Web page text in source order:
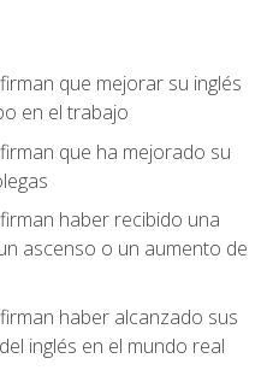
que mejorar su inglés
en el trabajo
que ha mejorado su
haber recibido una
ascenso o un aumento de
haber alcanzado sus
inglés en el mundo real